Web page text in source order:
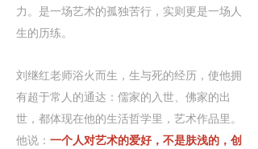
力。是一场艺术的孤独苦行，实则更是一场人
生的历练。
刘继红老师浴火而生，生与死的经历，使他拥
有超于常人的通达：儒家的入世、佛家的出
世，都体现在他的生活哲学里，艺术作品里。
他说： 一个人对艺术的爱好，不是肤浅的，创